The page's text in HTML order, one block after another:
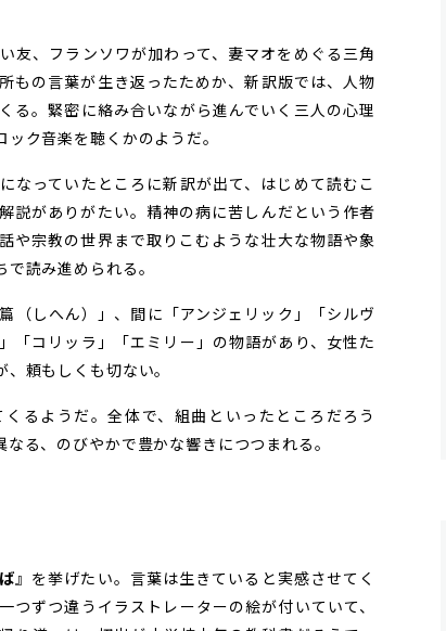
友、フランソワが加わって、妻マオをめぐる三角
もの言葉が生き返ったためか、新訳版では、人物
る。緊密に絡み合いながら進んでいく三人の心理
ク音楽を聴くかのようだ。
なっていたところに新訳が出て、はじめて読むこ
説がありがたい。精神の病に苦しんだという作者
や宗教の世界まで取りこむような壮大な物語や象
読み進められる。
（しへん）」、間に「アンジェリック」「シルヴ
「コリッラ」「エミリー」の物語があり、女性た
頼もしくも切ない。
るようだ。全体で、組曲といったところだろう
る、のびやかで豊かな響きにつつまれる。
』を挙げたい。言葉は生きていると実感させてく
ずつ違うイラストレーターの絵が付いていて、